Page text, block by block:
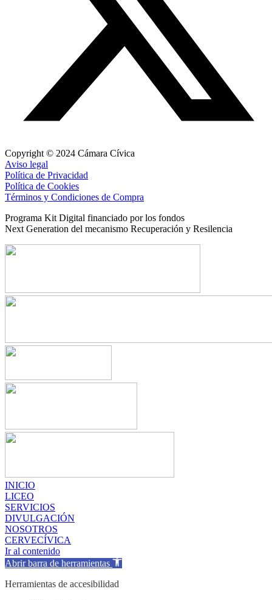
Copyright © 2024 Cámara Cívica
Aviso legal
Política de Privacidad
Política de Cookies
Términos y Condiciones de Compra
Programa Kit Digital financiado por los fondos
Next Generation del mecanismo Recuperación y Resilencia
INICIO
LICEO
SERVICIOS
DIVULGACIÓN
NOSOTROS
CERVECÍVICA
Ir al contenido
Abrir barra de herramientas
Herramientas de accesibilidad